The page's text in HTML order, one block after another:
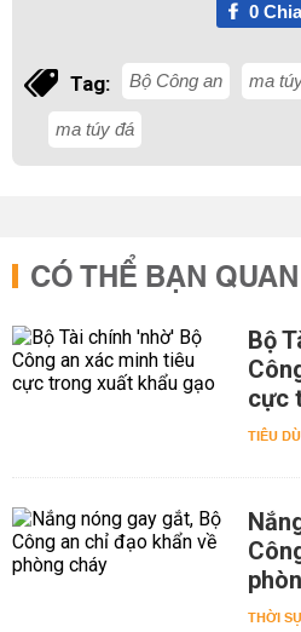
0
Tag: Bộ Công an ma
ma túy đá
CÓ THỂ BẠN
Bộ
cực
TIÊU
THỜI